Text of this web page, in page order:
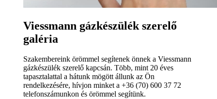
Viessmann gázkészülék szerelő
galéria
Szakembereink örömmel segítenek önnek a Viessmann
gázkészülék szerelő kapcsán. Több, mint 20 éves
tapasztalattal a hátunk mögött állunk az Ön
rendelkezésére, hívjon minket a +36 (70) 600 37 72
telefonszámunkon és örömmel segítünk.